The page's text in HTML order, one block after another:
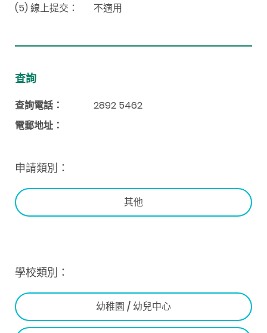
(5) 線上提交：
不適用
查詢
查詢電話：
2892 5462
電郵地址：
申請類別：
其他
學校類別：
幼稚園 / 幼兒中心